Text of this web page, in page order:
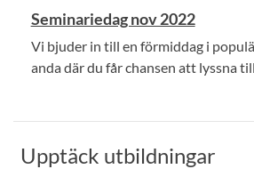
Seminariedag nov 2022
Vi bjuder in till en förmiddag i
anda där du får chansen att lyssna
Upptäck utbildningar